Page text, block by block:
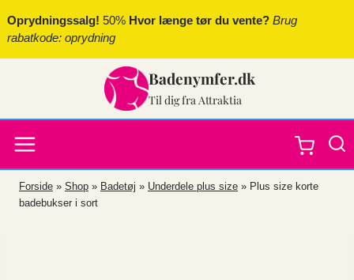
indhold
Oprydningssalg! 50% Hvor længe tør du vente? Brug
rabatkode: oprydning
Badenymfer.dk
Til dig fra Attraktia
Forside » Shop » Badetøj » Underdele plus size » Plus size korte
badebukser i sort